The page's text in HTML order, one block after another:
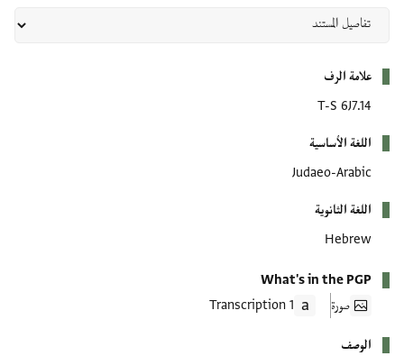
علامة الرف
T-S 6J7.14
اللغة الأساسية
Judaeo-Arabic
اللغة الثانوية
Hebrew
What's in the PGP
صورة
1 Transcription
الوصف